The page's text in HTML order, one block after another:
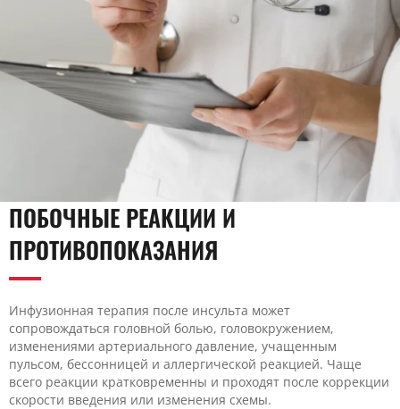
ПОБОЧНЫЕ РЕАКЦИИ И
ПРОТИВОПОКАЗАНИЯ
Инфузионная терапия после инсульта может
сопровождаться головной болью, головокружением,
изменениями артериального давление, учащенным
пульсом, бессонницей и аллергической реакцией. Чаще
всего реакции кратковременны и проходят после коррекции
скорости введения или изменения схемы.